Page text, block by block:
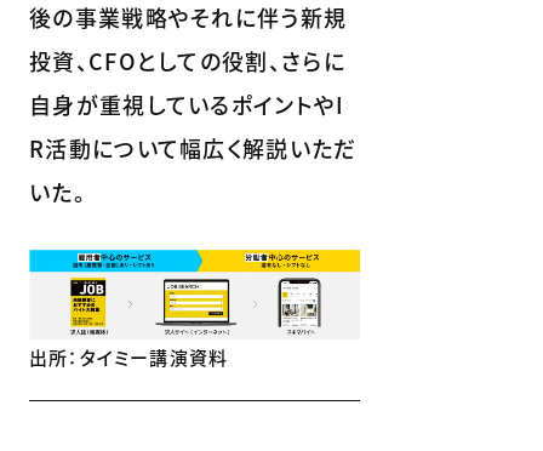
後の事業戦略やそれに伴う新規
投資、CFOとしての役割、さらに
自身が重視しているポイントやI
R活動について幅広く解説いただ
いた。
出所：タイミー講演資料